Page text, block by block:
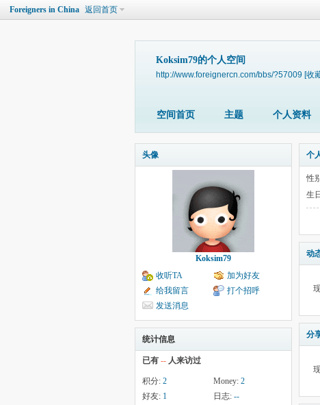
Foreigners in China 返回首页
Koksim79的个人空间
http://www.foreignercn.com/bbs/?57009 [收
空间首页 主题 个人资料
头像
Koksim79
收听TA
加为好友
给我留言
打个招呼
发送消息
统计信息
已有 -- 人来访过
积分: 2 Money: 2
好友: 1 日志: --
个
性别
生日
动
分